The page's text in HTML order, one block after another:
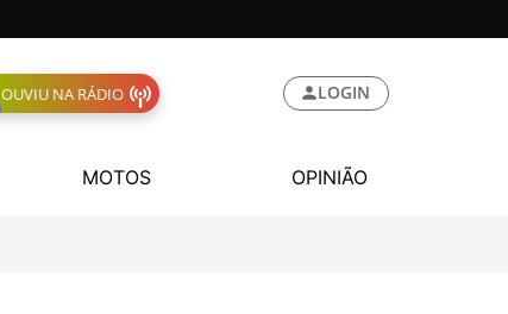
OUVIU NA RÁDIO LOGIN
MOTOS OPINIÃO